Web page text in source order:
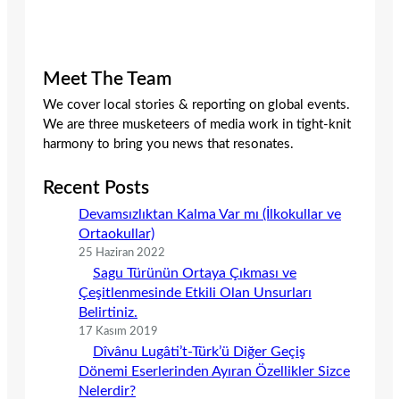
Meet The Team
We cover local stories & reporting on global events.
We are three musketeers of media work in tight-knit
harmony to bring you news that resonates.
Recent Posts
Devamsızlıktan Kalma Var mı (İlkokullar ve
Ortaokullar)
25 Haziran 2022
Sagu Türünün Ortaya Çıkması ve
Çeşitlenmesinde Etkili Olan Unsurları
Belirtiniz.
17 Kasım 2019
Dîvânu Lugâti’t-Türk’ü Diğer Geçiş
Dönemi Eserlerinden Ayıran Özellikler Sizce
Nelerdir?